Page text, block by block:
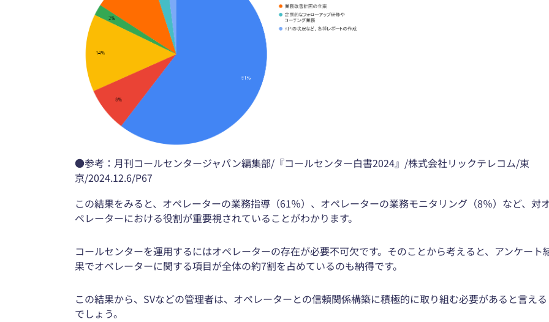
●参考：月刊コールセンタージャパン編集部/『コールセンター白書2024』/株式会社リックテレコム/東
京/2024.12.6/P67
この結果をみると、オペレーターの業務指導（61％）、オペレーターの業務モニタリング（8％）など、対
ペレーターにおける役割が重要視されていることがわかります。
コールセンターを運用するにはオペレーターの存在が必要不可欠です。そのことから考えると、アンケート
果でオペレーターに関する項目が全体の約7割を占めているのも納得です。
この結果から、SVなどの管理者は、オペレーターとの信頼関係構築に積極的に取り組む必要があると言える
でしょう。